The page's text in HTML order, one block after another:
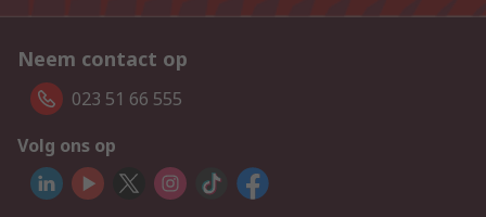
Neem contact op
023 51 66 555
Volg ons op